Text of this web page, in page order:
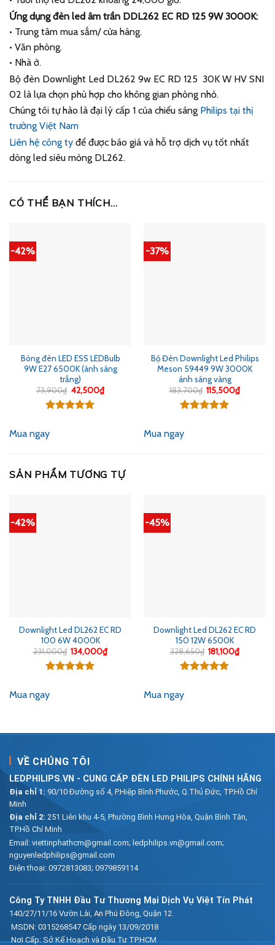
Ứng dụng đèn led âm trần DDL262 EC RD 125 9W 3000K:
• Trung tâm mua sắm/ cửa hàng.
• Văn phòng.
• Nhà ở.
Bộ đèn Downlight Led DL262 9w EC RD 125 30K W HV SNI
02 là lựa chọn phù hợp cho không gian phòng nhỏ.
Chúng tôi tự hào là đại lý cấp 1 của chiếu sáng Philips tại thị
trường Việt Nam
Liên hệ công ty để được báo giá và hỗ trợ dịch vụ tốt nhất
dòng led siêu mỏng DL262.
CÓ THỂ BẠN THÍCH…
-42%
Bóng đèn LED ESS LEDBulb
9W E27 6500K (ánh sáng
trắng)
73,900₫ Giá
gốc
là:
42,500₫Giá
hiện
5 sao
Mua ngay
-37%
Bộ Đèn Downlight Led Philips
Meson 59449 9W 3000K
ánh sáng vàng
183,700₫ Giá
gốc
là:
115,500₫Giá
hiện
5 sao
Mua ngay
SẢN PHẨM TƯƠNG TỰ
-42%
Downlight Led DL262 EC RD
100 6W 4000K
231,000₫ Giá
gốc
là:
134,000₫Giá
hiện
5 sao
Mua ngay
-45%
Downlight Led DL262 EC RD
150 12W 6500K
328,650₫ Giá
gốc
là:
181,100₫Giá
hiện
5 sao
Mua ngay
VỀ CHÚNG TÔI
LEDPHILIPS.VN - CUNG CẤP ĐÈN LED PHILIPS CHÍNH HÃNG
Địa chỉ 1: 90/10 Đường số 4, P.Hiệp Bình Phước, Q.Thủ Đức, TP.Hồ Chí
Minh
Địa chỉ 2: 251 Liên khu 4-5, Phường Bình Hưng Hòa, Quận Bình Tân,
TP.Hồ Chí Minh
Email: viettinphathcm@gmail.com; ledphilips.vn@gmail.com;
nguyenledphilips@gmail.com
Điện thoại: 0972813083; 0979859114
Công Ty TNHH Đầu Tư Thương Mại Dịch Vụ Việt Tín Phát
140/27/11/16 Vườn Lài, An Phú Đông, Quận 12.
MSDN: 0315268547 Cấp ngày 13/09/2018
Nơi Cấp: Sở Kế Hoạch và Đầu Tư TP.HCM